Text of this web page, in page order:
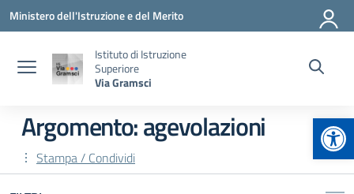
Vai ai contenuti
Vai al menu di navigazione
Vai al footer
Ministero dell'Istruzione e del Merito
Istituto di Istruzione
Superiore
Via Gramsci
Argomento: agevolazioni
Stampa / Condividi